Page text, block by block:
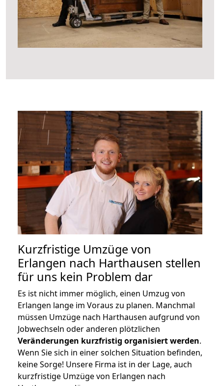
Kurzfristige Umzüge von
Erlangen nach Harthausen stellen
für uns kein Problem dar
Es ist nicht immer möglich, einen Umzug von
Erlangen lange im Voraus zu planen. Manchmal
müssen Umzüge nach Harthausen aufgrund von
Jobwechseln oder anderen plötzlichen
Veränderungen kurzfristig organisiert werden.
Wenn Sie sich in einer solchen Situation befinden,
keine Sorge! Unsere Firma ist in der Lage, auch
kurzfristige Umzüge von Erlangen nach